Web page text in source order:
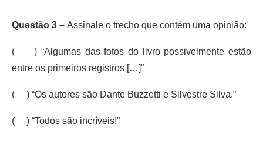
Questão 3 – Assinale o trecho que contém uma opinião:
( ) “Algumas das fotos do livro possivelmente estão
entre os primeiros registros […]”
( ) “Os autores são Dante Buzzetti e Silvestre Silva.”
( ) “Todos são incríveis!”